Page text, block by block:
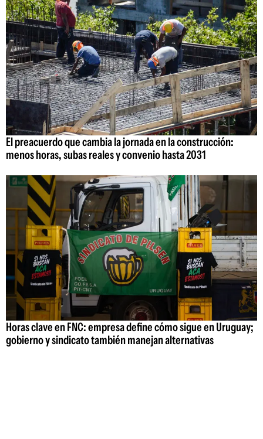
El preacuerdo que cambia la jornada en la construcción:
menos horas, subas reales y convenio hasta 2031
Horas clave en FNC: empresa define cómo sigue en Uruguay;
gobierno y sindicato también manejan alternativas